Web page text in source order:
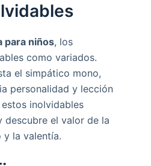
para niños, los
como variados.
el simpático mono,
personalidad y lección
inolvidables
descubre el valor de la
y la valentía.